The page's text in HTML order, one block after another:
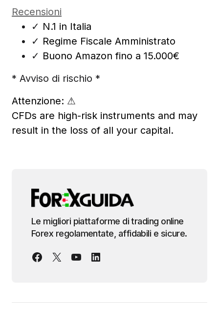
Recensioni
✓ N.1 in Italia
✓ Regime Fiscale Amministrato
✓ Buono Amazon fino a 15.000€
* Avviso di rischio *
Attenzione: ⚠
CFDs are high-risk instruments and may
result in the loss of all your capital.
Le migliori piattaforme di trading online
Forex regolamentate, affidabili e sicure.